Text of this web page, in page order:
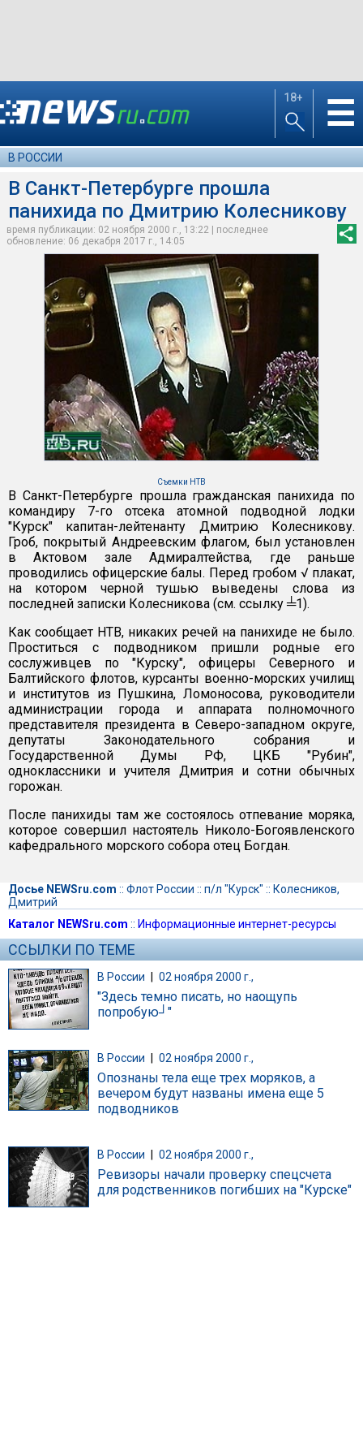
18+ ☰
В РОССИИ
В Санкт-Петербурге прошла
панихида по Дмитрию Колесникову
время публикации: 02 ноября 2000 г., 13:22 | последнее
обновление: 06 декабря 2017 г., 14:05
Съемки НТВ
В Санкт-Петербурге прошла гражданская панихида по
командиру 7-го отсека атомной подводной лодки
"Курск" капитан-лейтенанту Дмитрию Колесникову.
Гроб, покрытый Андреевским флагом, был установлен
в Актовом зале Адмиралтейства, где раньше
проводились офицерские балы. Перед гробом √ плакат,
на котором черной тушью выведены слова из
последней записки Колесникова (см. ссылку ╧1).
Как сообщает НТВ, никаких речей на панихиде не было.
Проститься с подводником пришли родные его
сослуживцев по "Курску", офицеры Северного и
Балтийского флотов, курсанты военно-морских училищ
и институтов из Пушкина, Ломоносова, руководители
администрации города и аппарата полномочного
представителя президента в Северо-западном округе,
депутаты Законодательного собрания и
Государственной Думы РФ, ЦКБ "Рубин",
одноклассники и учителя Дмитрия и сотни обычных
горожан.
После панихиды там же состоялось отпевание моряка,
которое совершил настоятель Николо-Богоявленского
кафедрального морского собора отец Богдан.
Досье NEWSru.com :: Флот России :: п/л "Курск" :: Колесников,
Дмитрий
Каталог NEWSru.com :: Информационные интернет-ресурсы
ССЫЛКИ ПО ТЕМЕ
В России | 02 ноября 2000 г.,
"Здесь темно писать, но наощупь
попробую┘"
В России 02 ноября 2000 г.,
Опознаны тела еще трех моряков, а
вечером будут названы имена еще 5
подводников
В России 02 ноября 2000 г.,
Ревизоры начали проверку спецсчета
для родственников погибших на "Курске"